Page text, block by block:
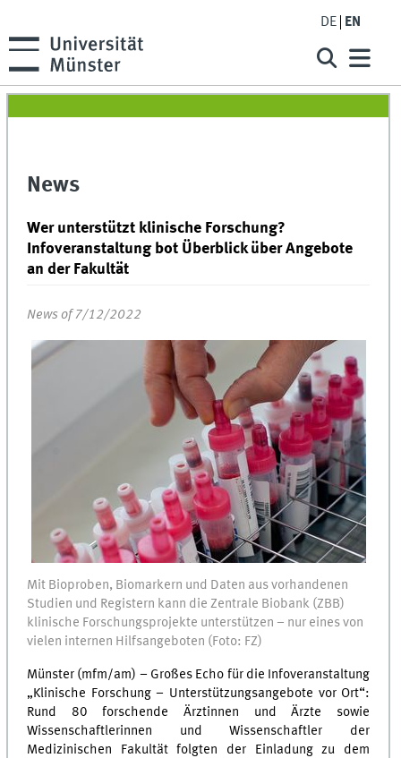
DE EN
News
Wer unterstützt klinische Forschung?
Infoveranstaltung bot Überblick über Angebote
an der Fakultät
News of 7/12/2022
Mit Bioproben, Biomarkern und Daten aus vorhandenen
Studien und Registern kann die Zentrale Biobank (ZBB)
klinische Forschungsprojekte unterstützen – nur eines von
vielen internen Hilfsangeboten (Foto: FZ)
Münster (mfm/am) – Großes Echo für die Infoveranstaltung
„Klinische Forschung – Unterstützungsangebote vor Ort“:
Rund 80 forschende Ärztinnen und Ärzte sowie
Wissenschaftlerinnen und Wissenschaftler der
Medizinischen Fakultät folgten der Einladung zu dem